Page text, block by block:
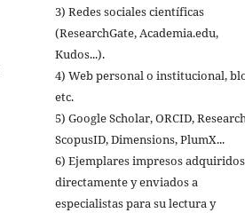
3) Redes sociales científicas
(ResearchGate, Academia.edu,
Kudos...).
4) Web personal o institucional,
etc.
5) Google Scholar, ORCID,
ScopusID, Dimensions, PlumX...
6) Ejemplares impresos adquiridos
directamente y enviados a
especialistas para su lectura y